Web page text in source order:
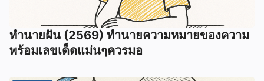
ทํานายฝัน (2569) ทํานายความหมายของความ
พร้อมเลขเด็ดแม่นๆควรมอ